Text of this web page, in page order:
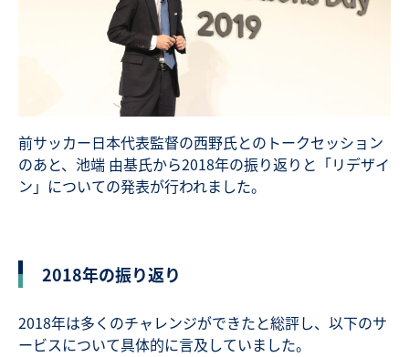
前サッカー日本代表監督の西野氏とのトークセッション
のあと、池端 由基氏から2018年の振り返りと「リデザイ
ン」についての発表が行われました。
2018年の振り返り
2018年は多くのチャレンジができたと総評し、以下のサ
ービスについて具体的に言及していました。